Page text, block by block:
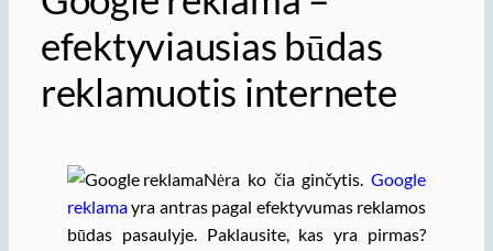
efektyviausias būdas
reklamuotis internete
Nėra ko čia ginčytis.Google
reklamayra antras pagal efektyvumas reklamos
būdas pasaulyje. Paklausite, kas yra pirmas?